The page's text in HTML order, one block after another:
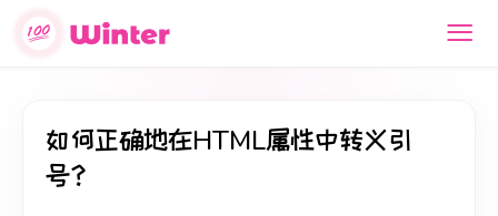
如何正确地在HTML属性中转义引
号？